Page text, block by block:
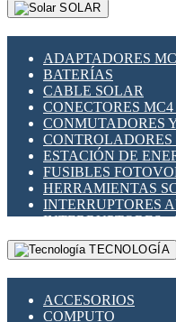
SOLAR
ADAPTADORES
BATERÍAS
CABLE SOLAR
CONECTORES
CONMUTADORES
ESTACIÓN DE
FUSIBLES
HERRAMIENTAS
INTERRUPTORES
INTERRUPTORES -
FOTOVOLTÁICOS
MONTAJE PANEL
SUPRESOR DE
APLICACIONES
TECNOLOGÍA
ACCESORIOS
COMPUTO